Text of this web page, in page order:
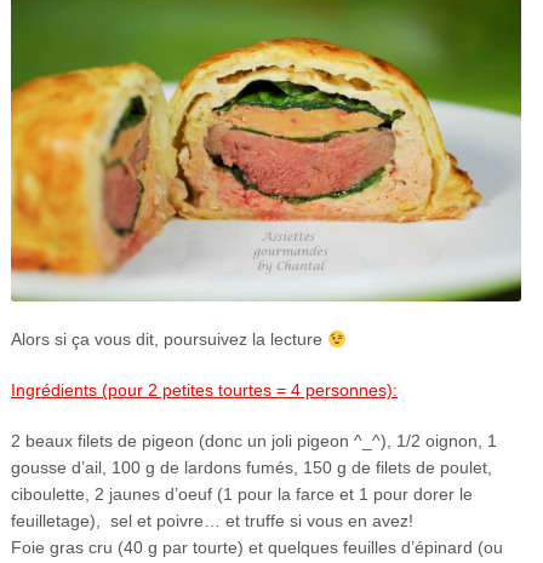
Alors si ça vous dit, poursuivez la lecture
Ingrédients (pour 2 petites tourtes = 4 personnes):
2 beaux filets de pigeon (donc un joli pigeon ^_^), 1/2 oignon, 1
gousse d’ail, 100 g de lardons fumés, 150 g de filets de poulet,
ciboulette, 2 jaunes d’oeuf (1 pour la farce et 1 pour dorer le
feuilletage), sel et poivre… et truffe si vous en avez!
Foie gras cru (40 g par tourte) et quelques feuilles d’épinard (ou